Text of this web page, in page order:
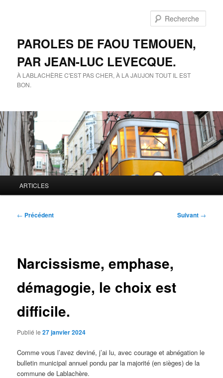
PAROLES DE FAOU TEMOUEN,
PAR JEAN-LUC LEVECQUE.
À LABLACHÈRE C'EST PAS CHER, À LA JAUJON TOUT IL EST
BON.
principal
ARTICLES
Navigation
← Précédent Suivant →
Narcissisme, emphase,
démagogie, le choix est
difficile.
Publié le27 janvier 2024
Comme vous l’avez deviné, j’ai lu, avec courage et abnégation le
bulletin municipal annuel pondu par la majorité (en sièges) de la
commune de Lablachère.